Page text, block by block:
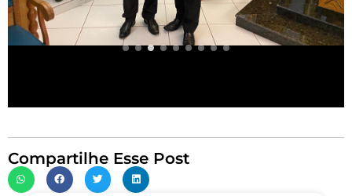
Compartilhe Esse Post